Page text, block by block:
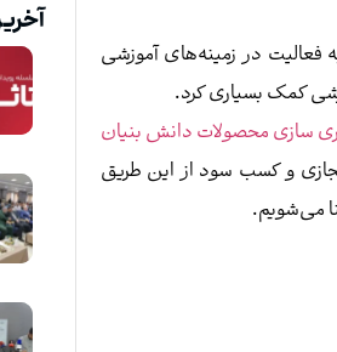
فعالیت در زمینه‌های آموزشی
کمک بسیاری کرد.
سازی محصولات دانش بنیان
مجازی و کسب سود از این طریق
می‌شویم.